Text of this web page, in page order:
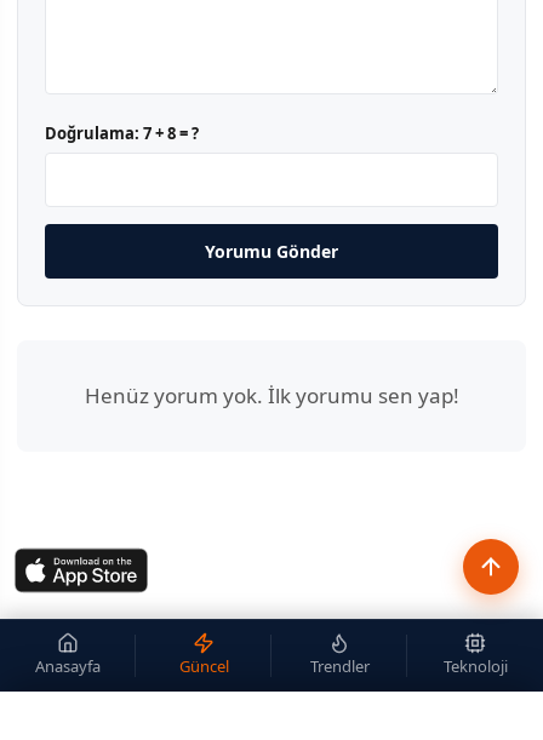
Doğrulama: 7 + 8 = ?
Yorumu Gönder
Henüz yorum yok. İlk yorumu sen yap!
Anasayfa Güncel Trendler Teknoloji